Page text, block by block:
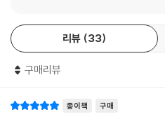
리뷰 33
구매리뷰
종이책 구매